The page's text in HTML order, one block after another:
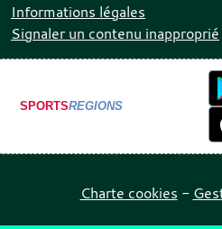
Informations légales
Signaler un contenu inapproprié
SPORTSREGIONS
Charte cookies